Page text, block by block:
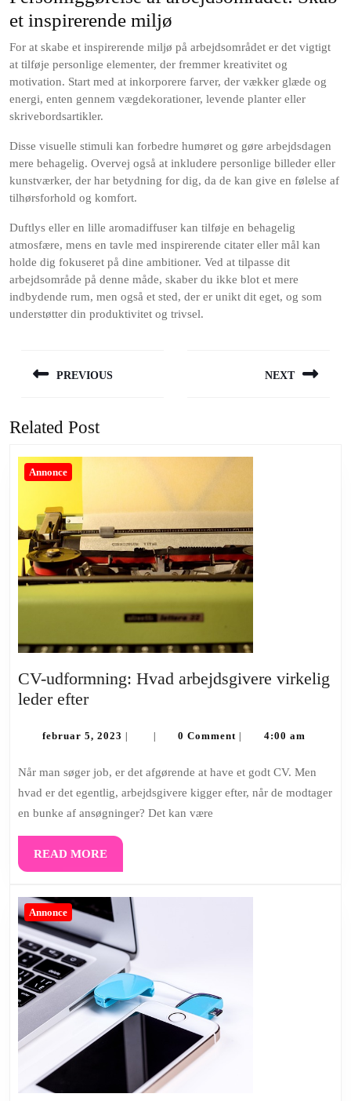
et inspirerende miljø
For at skabe et inspirerende miljø på arbejdsområdet er det vigtigt
at tilføje personlige elementer, der fremmer kreativitet og
motivation. Start med at inkorporere farver, der vækker glæde og
energi, enten gennem vægdekorationer, levende planter eller
skrivebordsartikler.
Disse visuelle stimuli kan forbedre humøret og gøre arbejdsdagen
mere behagelig. Overvej også at inkludere personlige billeder eller
kunstværker, der har betydning for dig, da de kan give en følelse af
tilhørsforhold og komfort.
Duftlys eller en lille aromadiffuser kan tilføje en behagelig
atmosfære, mens en tavle med inspirerende citater eller mål kan
holde dig fokuseret på dine ambitioner. Ved at tilpasse dit
arbejdsområde på denne måde, skaber du ikke blot et mere
indbydende rum, men også et sted, der er unikt dit eget, og som
understøtter din produktivitet og trivsel.
PREVIOUS
post:
NEXT
Related Post
Annonce
CV-udformning: Hvad arbejdsgivere virkelig
leder efterCV-
Hvad
virkelig
leder
efter
februar 5, 2023 februar
| | 0 Comment | 4:00 am
Når man søger job, er det afgørende at have et godt CV. Men
hvad er det egentlig, arbejdsgivere kigger efter, når de modtager
en bunke af ansøgninger? Det kan være
READ MOREREAD
MORE
Annonce